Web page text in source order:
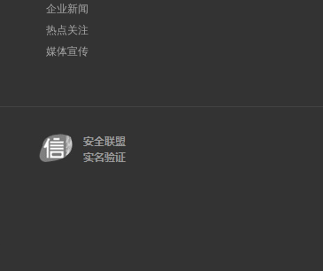
企业新闻
热点关注
媒体宣传